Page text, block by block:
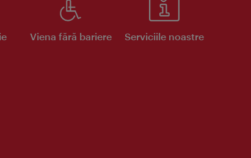
Viena fără bariere Serviciile noastre